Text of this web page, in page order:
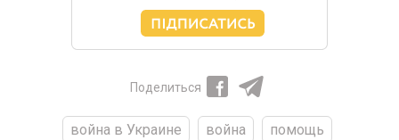
Поделиться
война в Украине война
помощь